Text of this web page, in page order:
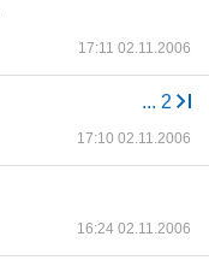
17:11 02.11.2006
... 2
17:10 02.11.2006
16:24 02.11.2006